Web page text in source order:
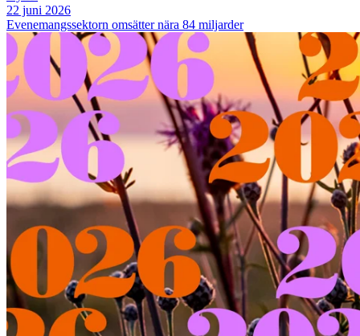
22 juni 2026
Evenemangssektorn omsätter nära 84 miljarder